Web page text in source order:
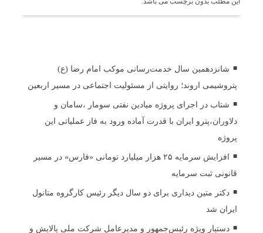
شانزدهمین سال خدمت‌رسانی موکب امام رضا (ع)
پتروشیمی اروند؛ روایتی از مسئولیت اجتماعی در مسیر اربعین
شتاب در اجرای پروژه میادین نفتی سومار ،سامان و
دلاوران،پترو ایران با قدرت آماده ورود به فاز عملیاتی این
پروژه
افزایش سرمایه ۲۵ هزار میلیارد تومانی «فارس» در مسیر
قانونی ثبت سرمایه
دکتر متین دیداری برای دو سال دیگر رئیس کارگروه متانول
ایران شد
دستیار ویژه رئیس‌جمهور و مدیرعامل شرکت ملی پالایش و